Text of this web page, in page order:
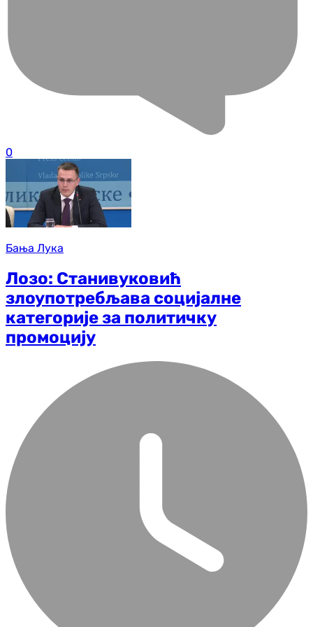
0
Бања Лука
Лозо: Станивуковић
злоупотребљава социјалне
категорије за политичку
промоцију